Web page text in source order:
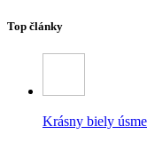
Top články
Krásny biely